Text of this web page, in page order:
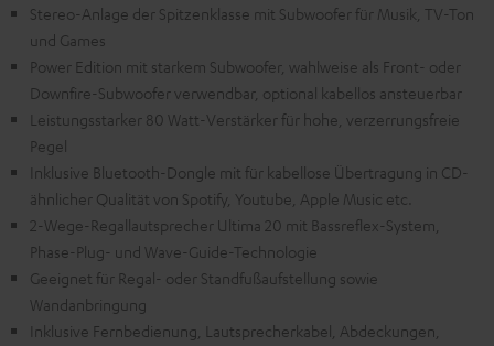
Stereo-Anlage der Spitzenklasse mit Subwoofer für Musik, TV-Ton
und Games
Power Edition mit starkem Subwoofer, wahlweise als Front- oder
Downfire-Subwoofer verwendbar, optional kabellos ansteuerbar
Leistungsstarker 80 Watt-Verstärker für hohe, verzerrungsfreie
Pegel
Inklusive Bluetooth-Dongle mit für kabellose Übertragung in CD-
ähnlicher Qualität von Spotify, Youtube, Apple Music etc.
2-Wege-Regallautsprecher Ultima 20 mit Bassreflex-System,
Phase-Plug- und Wave-Guide-Technologie
Geeignet für Regal- oder Standfußaufstellung sowie
Wandanbringung
Inklusive Fernbedienung, Lautsprecherkabel, Abdeckungen,